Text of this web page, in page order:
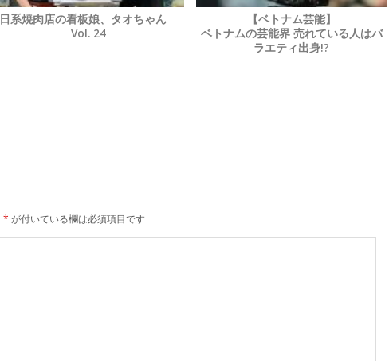
日系焼肉店の看板娘、タオちゃん
Vol. 24
【ベトナム芸能】
ベトナムの芸能界 売れている人はバ
ラエティ出身!?
* が付いている欄は必須項目です